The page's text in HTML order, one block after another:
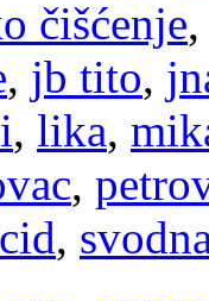
čišćenje
, jb tito,
, lika,
,
,